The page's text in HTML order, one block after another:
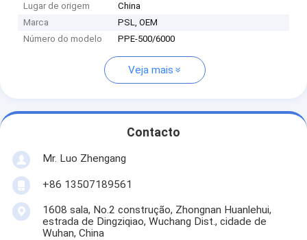
Lugar de origem
China
Marca
PSL, OEM
Número do modelo
PPE-500/6000
Veja mais
Contacto
Mr. Luo Zhengang
+86 13507189561
1608 sala, No.2 construção, Zhongnan Huanlehui,
estrada de Dingziqiao, Wuchang Dist., cidade de
Wuhan, China